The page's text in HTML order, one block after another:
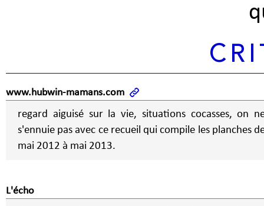
www.hubwin-mamans.com
regard aiguisé sur la vie, situations cocasses, on
s'ennuie pas avec ce recueil qui compile les planches
mai 2012 à mai 2013.
L'écho